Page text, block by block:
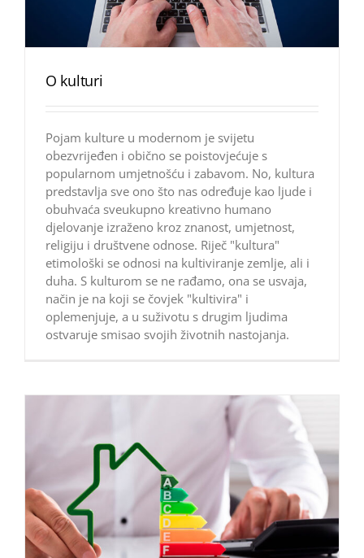
O kulturi
Pojam kulture u modernom je svijetu
obezvrijeđen i obično se poistovjećuje s
popularnom umjetnošću i zabavom. No, kultura
predstavlja sve ono što nas određuje kao ljude i
obuhvaća sveukupno kreativno humano
djelovanje izraženo kroz znanost, umjetnost,
religiju i društvene odnose. Riječ "kultura"
etimološki se odnosi na kultiviranje zemlje, ali i
duha. S kulturom se ne rađamo, ona se usvaja,
način je na koji se čovjek "kultivira" i
oplemenjuje, a u suživotu s drugim ljudima
ostvaruje smisao svojih životnih nastojanja.